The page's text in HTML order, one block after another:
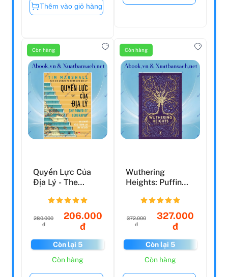
Thêm vào giỏ hàng
Còn hàng
Quyền Lực Của
Địa Lý - The
Geography
280.000
đ
206.000
đ
Còn lại 5
Còn hàng
Còn hàng
Wuthering
Heights: Puffin
Classics
372.000
đ
327.000
đ
Còn lại 5
Còn hàng